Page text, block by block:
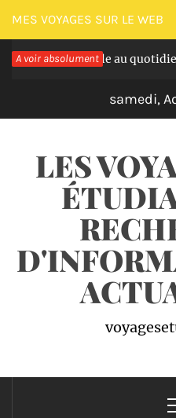
Passer
au
contenu
MES VOYAGES SUR LE WEB
A voir absolument
optimale au quotidien
samedi,
LES